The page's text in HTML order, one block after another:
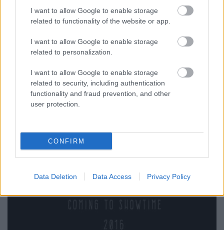
I want to allow Google to enable storage
related to functionality of the website or app.
I want to allow Google to enable storage
related to personalization.
I want to allow Google to enable storage
related to security, including authentication
functionality and fraud prevention, and other
user protection.
CONFIRM
Data Deletion Data Access Privacy Policy
2015. november 13.
Jövőre jön a Showtime-ra Crowe és JJ Abrams
Roadies című sorozata, ami eredetileg félórás lett
volna, de most már egyórás műsoridőt kapott, a
műfaj viszont maradt zenés vígjáték, amiben egy
rockzenekar turnéjának kulisszái mögé tekinthetünk
be, és ne a zenészurakról fog…